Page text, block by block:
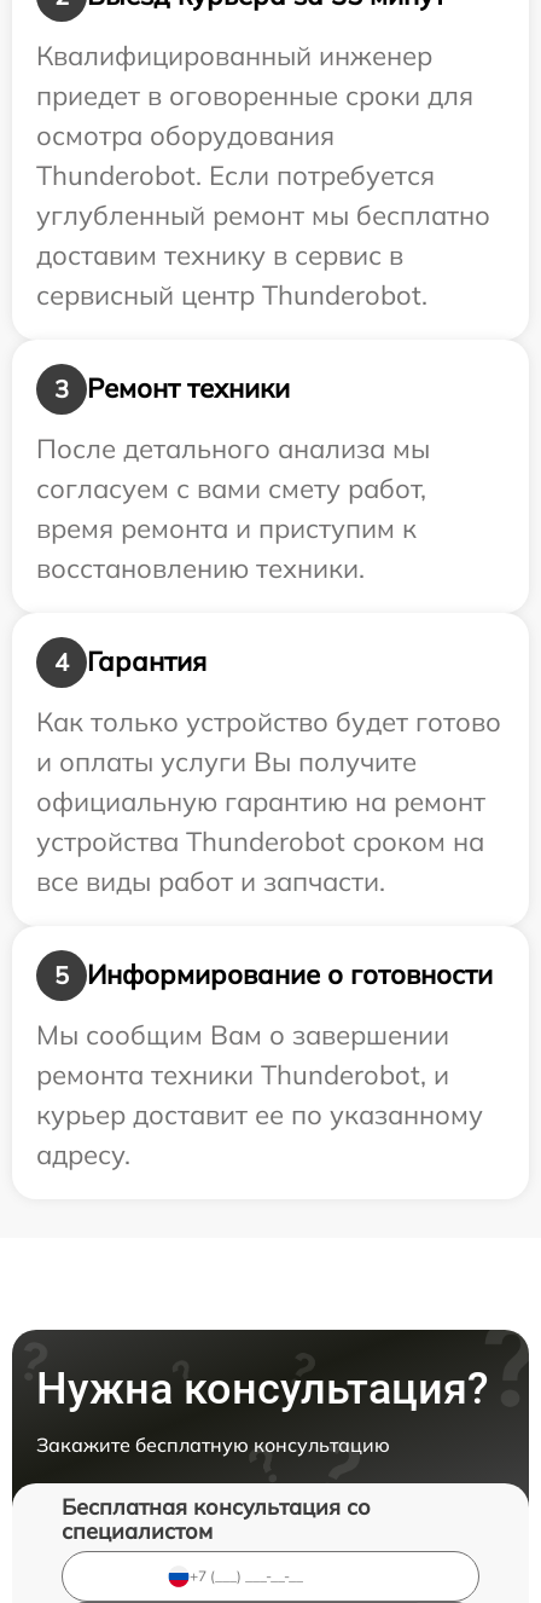
Квалифицированный инженер
приедет в оговоренные сроки для
осмотра оборудования
Thunderobot. Если потребуется
углубленный ремонт мы бесплатно
доставим технику в сервис в
сервисный центр Thunderobot.
3
Ремонт техники
После детального анализа мы
согласуем с вами смету работ,
время ремонта и приступим к
восстановлению техники.
4
Гарантия
Как только устройство будет готово
и оплаты услуги Вы получите
официальную гарантию на ремонт
устройства Thunderobot сроком на
все виды работ и запчасти.
5
Информирование о готовности
Мы сообщим Вам о завершении
ремонта техники Thunderobot, и
курьер доставит ее по указанному
адресу.
Нужна консультация?
Закажите бесплатную консультацию
Бесплатная консультация со
специалистом